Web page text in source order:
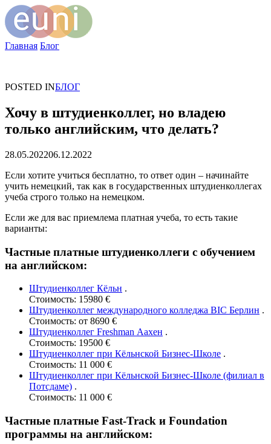
Главная Блог
POSTED INБЛОГ
Хочу в штудиенколлег, но владею
только английским, что делать?
28.05.202206.12.2022
Если хотите учиться бесплатно, то ответ один – начинайте
учить немецкий, так как в государственных штудиенколлегах
учеба строго только на немецком.
Если же для вас приемлема платная учеба, то есть такие
варианты:
Частные платные штудиенколлеги с обучением
на английском:
Штудиенколлег Кёльн .
Стоимость: 15980 €
Штудиенколлег международного колледжа BIC Берлин .
Стоимость: от 8690 €
Штудиенколлег Freshman Аахен .
Стоимость: 19500 €
Штудиенколлег при Кёльнской Бизнес-Школе .
Стоимость: 11 000 €
Штудиенколлег при Кёльнской Бизнес-Школе (филиал в
Потсдаме) .
Стоимость: 11 000 €
Частные платные Fast-Track и Foundation
программы на английском: